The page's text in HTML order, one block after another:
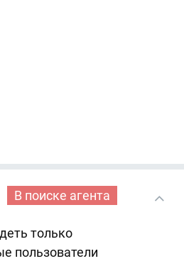
В поиске агента
только
пользователи